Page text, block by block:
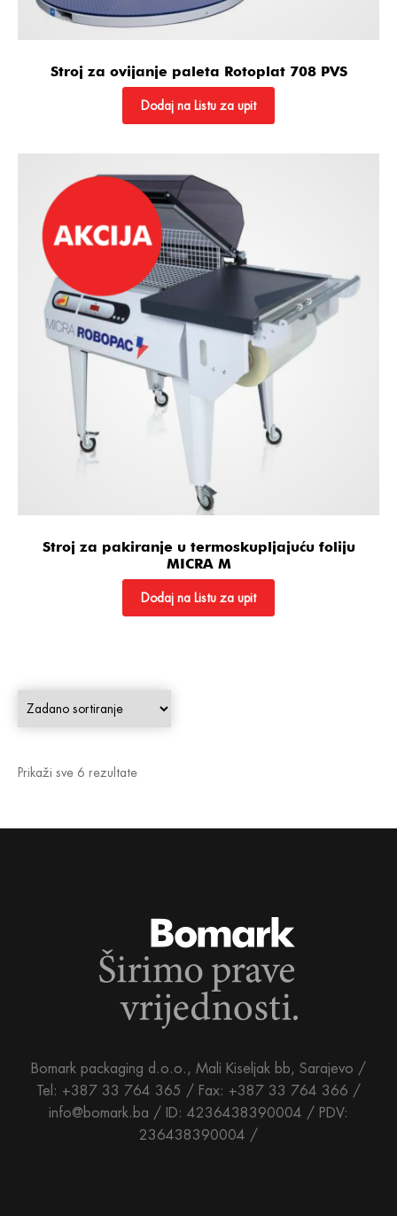
Stroj za ovijanje paleta Rotoplat 708 PVS
Dodaj na Listu za upit
Stroj za pakiranje u termoskupljajuću foliju
MICRA M
Dodaj na Listu za upit
Prikaži sve 6 rezultate
Bomark packaging d.o.o., Mali Kiseljak bb, Sarajevo /
Tel: +387 33 764 365 / Fax: +387 33 764 366 /
info@bomark.ba / ID: 4236438390004 / PDV:
236438390004 /